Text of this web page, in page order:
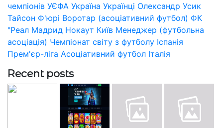
чемпіонів УЄФА Україна Українці Олександр Усик
Тайсон Ф'юрі Воротар (асоціативний футбол) ФК
"Реал Мадрид Нокаут Київ Менеджер (футбольна
асоціація) Чемпіонат світу з футболу Іспанія
Прем'єр-ліга Асоціативний футбол Італія
Recent posts